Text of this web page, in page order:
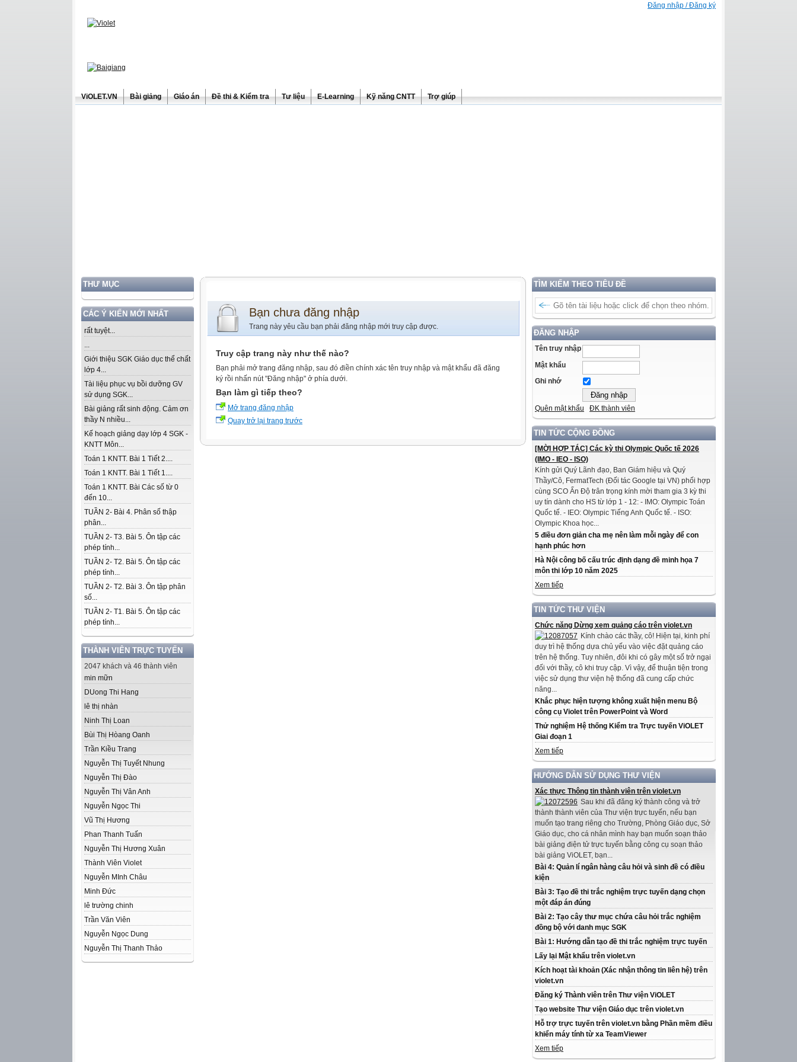
Đăng nhập / Đăng ký
ViOLET.VN Bài giảng Giáo án Đề thi & Kiểm tra Tư liệu E-Learning Kỹ năng CNTT Trợ giúp
THƯ MỤC
CÁC Ý KIẾN MỚI NHẤT
rất tuyệt...
...
Giới thiệu SGK Giáo dục thể chất
lớp 4...
Tài liệu phục vụ bồi dưỡng GV
sử dụng SGK...
Bài giảng rất sinh động. Cảm ơn
thầy N nhiều...
Kế hoạch giảng dạy lớp 4 SGK -
KNTT Môn...
Toán 1 KNTT. Bài 1 Tiết 2....
Toán 1 KNTT. Bài 1 Tiết 1....
Toán 1 KNTT. Bài Các số từ 0
đến 10...
TUẦN 2- Bài 4. Phân số thập
phân...
TUẦN 2- T3. Bài 5. Ôn tập các
phép tính...
TUẦN 2- T2. Bài 5. Ôn tập các
phép tính...
TUẦN 2- T2. Bài 3. Ôn tập phân
số...
TUẦN 2- T1. Bài 5. Ôn tập các
phép tính...
THÀNH VIÊN TRỰC TUYẾN
2047 khách và 46 thành viên
min mữn
D­­Uong Thi Hang
lê thị nhàn
Ninh Thị Loan
Bùi Thị Hòang Oanh
Trần Kiều Trang
Nguyễn Thị Tuyết Nhung
Nguyễn Thị Đào
Nguyễn Thị Vân Anh
Nguyễn Ngọc Thi
Vũ Thị Hương
Phan Thanh Tuấn
Nguyễn Thị Hương Xuân
Thành Viên Violet
Nguyễn MInh Châu
Minh Đức
lê trường chinh
Trần Văn Viên
Nguyễn Ngọc Dung
Nguyễn Thị Thanh Thảo
TÌM KIẾM THEO TIÊU ĐỀ
ĐĂNG NHẬP
Tên truy nhập
Mật khẩu
Ghi nhớ
Quên mật khẩu ĐK thành viên
TIN TỨC CỘNG ĐỒNG
[MỜI HỢP TÁC] Các kỳ thi Olympic Quốc tế 2026
(IMO - IEO - ISO)
Kính gửi Quý Lãnh đạo, Ban Giám hiệu và Quý
Thầy/Cô, FermatTech (Đối tác Google tại VN) phối hợp
cùng SCO Ấn Độ trân trọng kính mời tham gia 3 kỳ thi
uy tín dành cho HS từ lớp 1 - 12: - IMO: Olympic Toán
Quốc tế. - IEO: Olympic Tiếng Anh Quốc tế. - ISO:
Olympic Khoa học...
5 điều đơn giản cha mẹ nên làm mỗi ngày để con
hạnh phúc hơn
Hà Nội công bố cấu trúc định dạng đề minh họa 7
môn thi lớp 10 năm 2025
Xem tiếp
TIN TỨC THƯ VIỆN
Chức năng Dừng xem quảng cáo trên violet.vn
Kính chào các thầy, cô! Hiện tại, kinh phí
duy trì hệ thống dựa chủ yếu vào việc đặt quảng cáo
trên hệ thống. Tuy nhiên, đôi khi có gây một số trở ngại
đối với thầy, cô khi truy cập. Vì vậy, để thuận tiện trong
việc sử dụng thư viện hệ thống đã cung cấp chức
năng...
Khắc phục hiện tượng không xuất hiện menu Bộ
công cụ Violet trên PowerPoint và Word
Thử nghiệm Hệ thống Kiểm tra Trực tuyến ViOLET
Giai đoạn 1
Xem tiếp
HƯỚNG DẪN SỬ DỤNG THƯ VIỆN
Xác thực Thông tin thành viên trên violet.vn
Sau khi đã đăng ký thành công và trở
thành thành viên của Thư viện trực tuyến, nếu bạn
muốn tạo trang riêng cho Trường, Phòng Giáo dục, Sở
Giáo dục, cho cá nhân mình hay bạn muốn soạn thảo
bài giảng điện tử trực tuyến bằng công cụ soạn thảo
bài giảng ViOLET, bạn...
Bài 4: Quản lí ngân hàng câu hỏi và sinh đề có điều
kiện
Bài 3: Tạo đề thi trắc nghiệm trực tuyến dạng chọn
một đáp án đúng
Bài 2: Tạo cây thư mục chứa câu hỏi trắc nghiệm
đồng bộ với danh mục SGK
Bài 1: Hướng dẫn tạo đề thi trắc nghiệm trực tuyến
Lấy lại Mật khẩu trên violet.vn
Kích hoạt tài khoản (Xác nhận thông tin liên hệ) trên
violet.vn
Đăng ký Thành viên trên Thư viện ViOLET
Tạo website Thư viện Giáo dục trên violet.vn
Hỗ trợ trực tuyến trên violet.vn bằng Phần mềm điều
khiển máy tính từ xa TeamViewer
Xem tiếp
Bạn chưa đăng nhập
Trang này yêu cầu bạn phải đăng nhập mới truy cập được.
Truy cập trang này như thế nào?
Bạn phải mở trang đăng nhập, sau đó điền chính xác tên truy nhập và mật khẩu đã đăng
ký rồi nhấn nút "Đăng nhập" ở phía dưới.
Bạn làm gì tiếp theo?
Mở trang đăng nhập
Quay trở lại trang trước